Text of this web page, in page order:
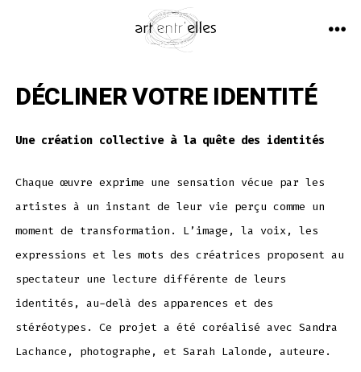
DÉCLINER VOTRE IDENTITÉ
Une création collective à la quête des identités
Chaque œuvre exprime une sensation vécue par les
artistes à un instant de leur vie perçu comme un
moment de transformation. L’image, la voix, les
expressions et les mots des créatrices proposent au
spectateur une lecture différente de leurs
identités, au-delà des apparences et des
stéréotypes. Ce projet a été coréalisé avec Sandra
Lachance, photographe, et Sarah Lalonde, auteure.